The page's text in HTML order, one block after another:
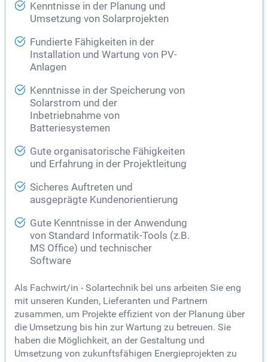
Kenntnisse in der Planung und
Umsetzung von Solarprojekten
Fundierte Fähigkeiten in der
Installation und Wartung von PV-
Anlagen
Kenntnisse in der Speicherung von
Solarstrom und der
Inbetriebnahme von
Batteriesystemen
Gute organisatorische Fähigkeiten
und Erfahrung in der Projektleitung
Sicheres Auftreten und
ausgeprägte Kundenorientierung
Gute Kenntnisse in der Anwendung
von Standard Informatik-Tools (z.B.
MS Office) und technischer
Software
Als Fachwirt/in - Solartechnik bei uns arbeiten Sie eng
mit unseren Kunden, Lieferanten und Partnern
zusammen, um Projekte effizient von der Planung über
die Umsetzung bis hin zur Wartung zu betreuen. Sie
haben die Möglichkeit, an der Gestaltung und
Umsetzung von zukunftsfähigen Energieprojekten zu